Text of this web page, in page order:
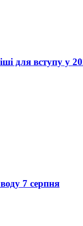
для вступу у
7 серпня